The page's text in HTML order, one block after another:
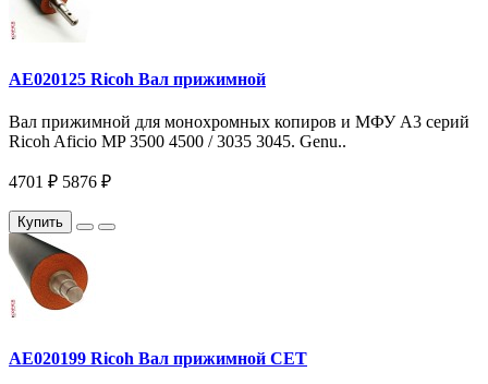
AE020125 Ricoh Вал прижимной
Вал прижимной для монохромных копиров и МФУ A3 серий
Ricoh Aficio MP 3500 4500 / 3035 3045. Genu..
4701 ₽ 5876 ₽
Купить
AE020199 Ricoh Вал прижимной CET